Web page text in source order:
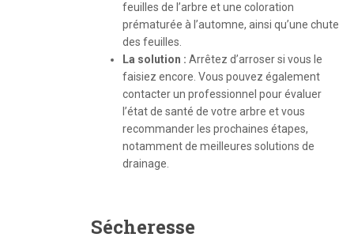
feuilles de l’arbre et une coloration
prématurée à l’automne, ainsi qu’une chute
des feuilles.
La solution : Arrêtez d’arroser si vous le
faisiez encore. Vous pouvez également
contacter un professionnel pour évaluer
l’état de santé de votre arbre et vous
recommander les prochaines étapes,
notamment de meilleures solutions de
drainage.
Sécheresse